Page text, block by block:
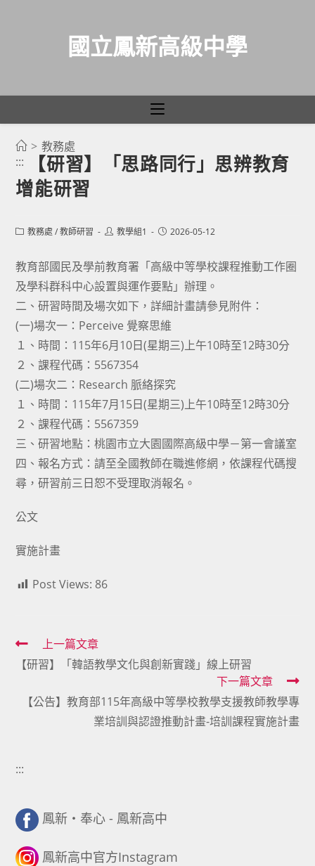
國立鳳新高級中學
> 教務處
:::
【研習】「思路同行」思辨教育
增能研習
Post教務處 / 教師研習
Post教學組1
Post2026-05-12
教育部國民及學前教育署「高級中等學校課程推動工作圈
及學科群科中心設置與運作要點」辦理。
二、研習時間及場次如下，詳細計畫請參見附件：
(一)場次一：Perceive 覺察思維
１、時間：115年6月10日(星期三)上午10時至12時30分
２、課程代碼：5567354
(二)場次二：Research 脈絡探究
１、時間：115年7月15日(星期三)上午10時至12時30分
２、課程代碼：5567359
三、研習地點：桃園市立大園國際高級中學－第一會議室
四、報名方式：請至全國教師在職進修網，依課程代碼搜
尋，研習前三日恕不受理取消報名。
公文
實施計畫
Post Views: 86
Read
more
articles
上一篇文章
【研習】「韓語教學文化與創新實踐」線上研習
下一篇文章
【公告】教育部115年高級中等學校教學支援教師教學專
業培訓與認證推動計畫-培訓課程實施計畫
:::
鳳新・奉心 - 鳳新高中
鳳新高中官方Instagram